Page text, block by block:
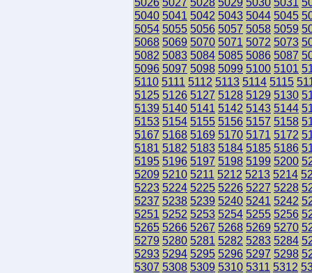
5040 5041 5042 5043 5044 5045
5054 5055 5056 5057 5058 5059
5068 5069 5070 5071 5072 5073
5082 5083 5084 5085 5086 5087
5096 5097 5098 5099 5100 5101
5110 5111 5112 5113 5114 5115
5125 5126 5127 5128 5129 5130
5139 5140 5141 5142 5143 5144
5153 5154 5155 5156 5157 5158
5167 5168 5169 5170 5171 5172
5181 5182 5183 5184 5185 5186
5195 5196 5197 5198 5199 5200
5209 5210 5211 5212 5213 5214
5223 5224 5225 5226 5227 5228
5237 5238 5239 5240 5241 5242
5251 5252 5253 5254 5255 5256
5265 5266 5267 5268 5269 5270
5279 5280 5281 5282 5283 5284
5293 5294 5295 5296 5297 5298
5307 5308 5309 5310 5311 5312